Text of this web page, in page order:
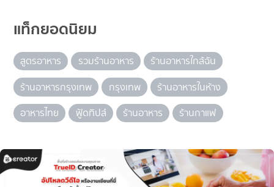
แท็กยอดนิยม
สูตรอาหาร รวมร้านอาหาร
ร้านอาหารใกล้ฉัน
ร้านอาหารกรุงเทพ
กรุงเทพ
ร้านอาหารในห้าง
อาหารไทย
ฟู้ดทิปส์ ร้านอาหาร ร้านกาแฟ